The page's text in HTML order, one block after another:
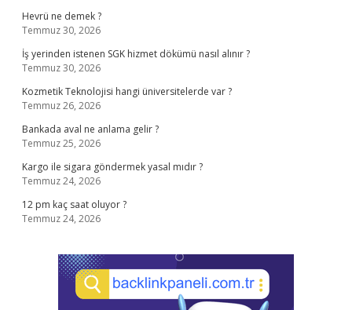
Hevrü ne demek ?
Temmuz 30, 2026
İş yerinden istenen SGK hizmet dökümü nasıl alınır ?
Temmuz 30, 2026
Kozmetik Teknolojisi hangi üniversitelerde var ?
Temmuz 26, 2026
Bankada aval ne anlama gelir ?
Temmuz 25, 2026
Kargo ile sigara göndermek yasal mıdır ?
Temmuz 24, 2026
12 pm kaç saat oluyor ?
Temmuz 24, 2026